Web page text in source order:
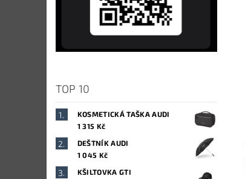
TOP 10
KOSMETICKÁ TAŠKA AUDI
1 315 Kč
DEŠTNÍK AUDI
1 045 Kč
KŠILTOVKA GTI